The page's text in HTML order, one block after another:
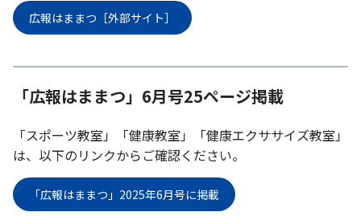
各教室・イベントページの問い合わせ先までお願いいたします。
広報はままつ［外部サイト］
「広報はままつ」6月号25ページ掲載
「スポーツ教室」「健康教室」「健康エクササイズ教室」
は、以下のリンクからご確認ください。
「広報はままつ」2025年6月号に掲載